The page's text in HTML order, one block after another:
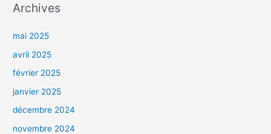
Archives
mai 2025
avril 2025
février 2025
janvier 2025
décembre 2024
novembre 2024